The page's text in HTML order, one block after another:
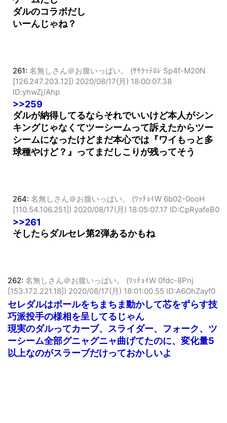
ダルのコラボだし
いーんじゃね？
261: 名無しさん＠お腹いっぱい。 (ｻｻｸｯﾃﾛﾚ Sp4f-M20N
[126.247.203.12]) 2020/08/17(月) 18:00:07.38
ID:yhwZj/Ahp
>>259
ダルが納得してるならそれでいいけど本人がシン
キングじゃなくてツーシームって訴えたからツー
シームになったけどまだ本心では『ワイもっと多
球種やけど？』ってまだしこりが残ってそう
264: 名無しさん＠お腹いっぱい。 (ﾜｯﾁｮｲW 6b02-0ooH
[110.54.106.251]) 2020/08/17(月) 18:05:07.17 ID:CpRyafeB0
>>261
そしたらダルセレ第2弾あるかもね
262: 名無しさん＠お腹いっぱい。 (ﾜｯﾁｮｲW 0fdc-8Pnj
[153.172.221.18]) 2020/08/17(月) 18:01:00.55 ID:A6OhZayf0
セレダルはボールをちまちま動かして芯をずらす技
巧派投手の様相を呈してるじゃん
現実のダルってカーブ、スライダー、フォーク、ツ
ーシーム全部グニャグニャ曲げてたのに、変化量5
以上なのがスラーブだけっておかしいよ